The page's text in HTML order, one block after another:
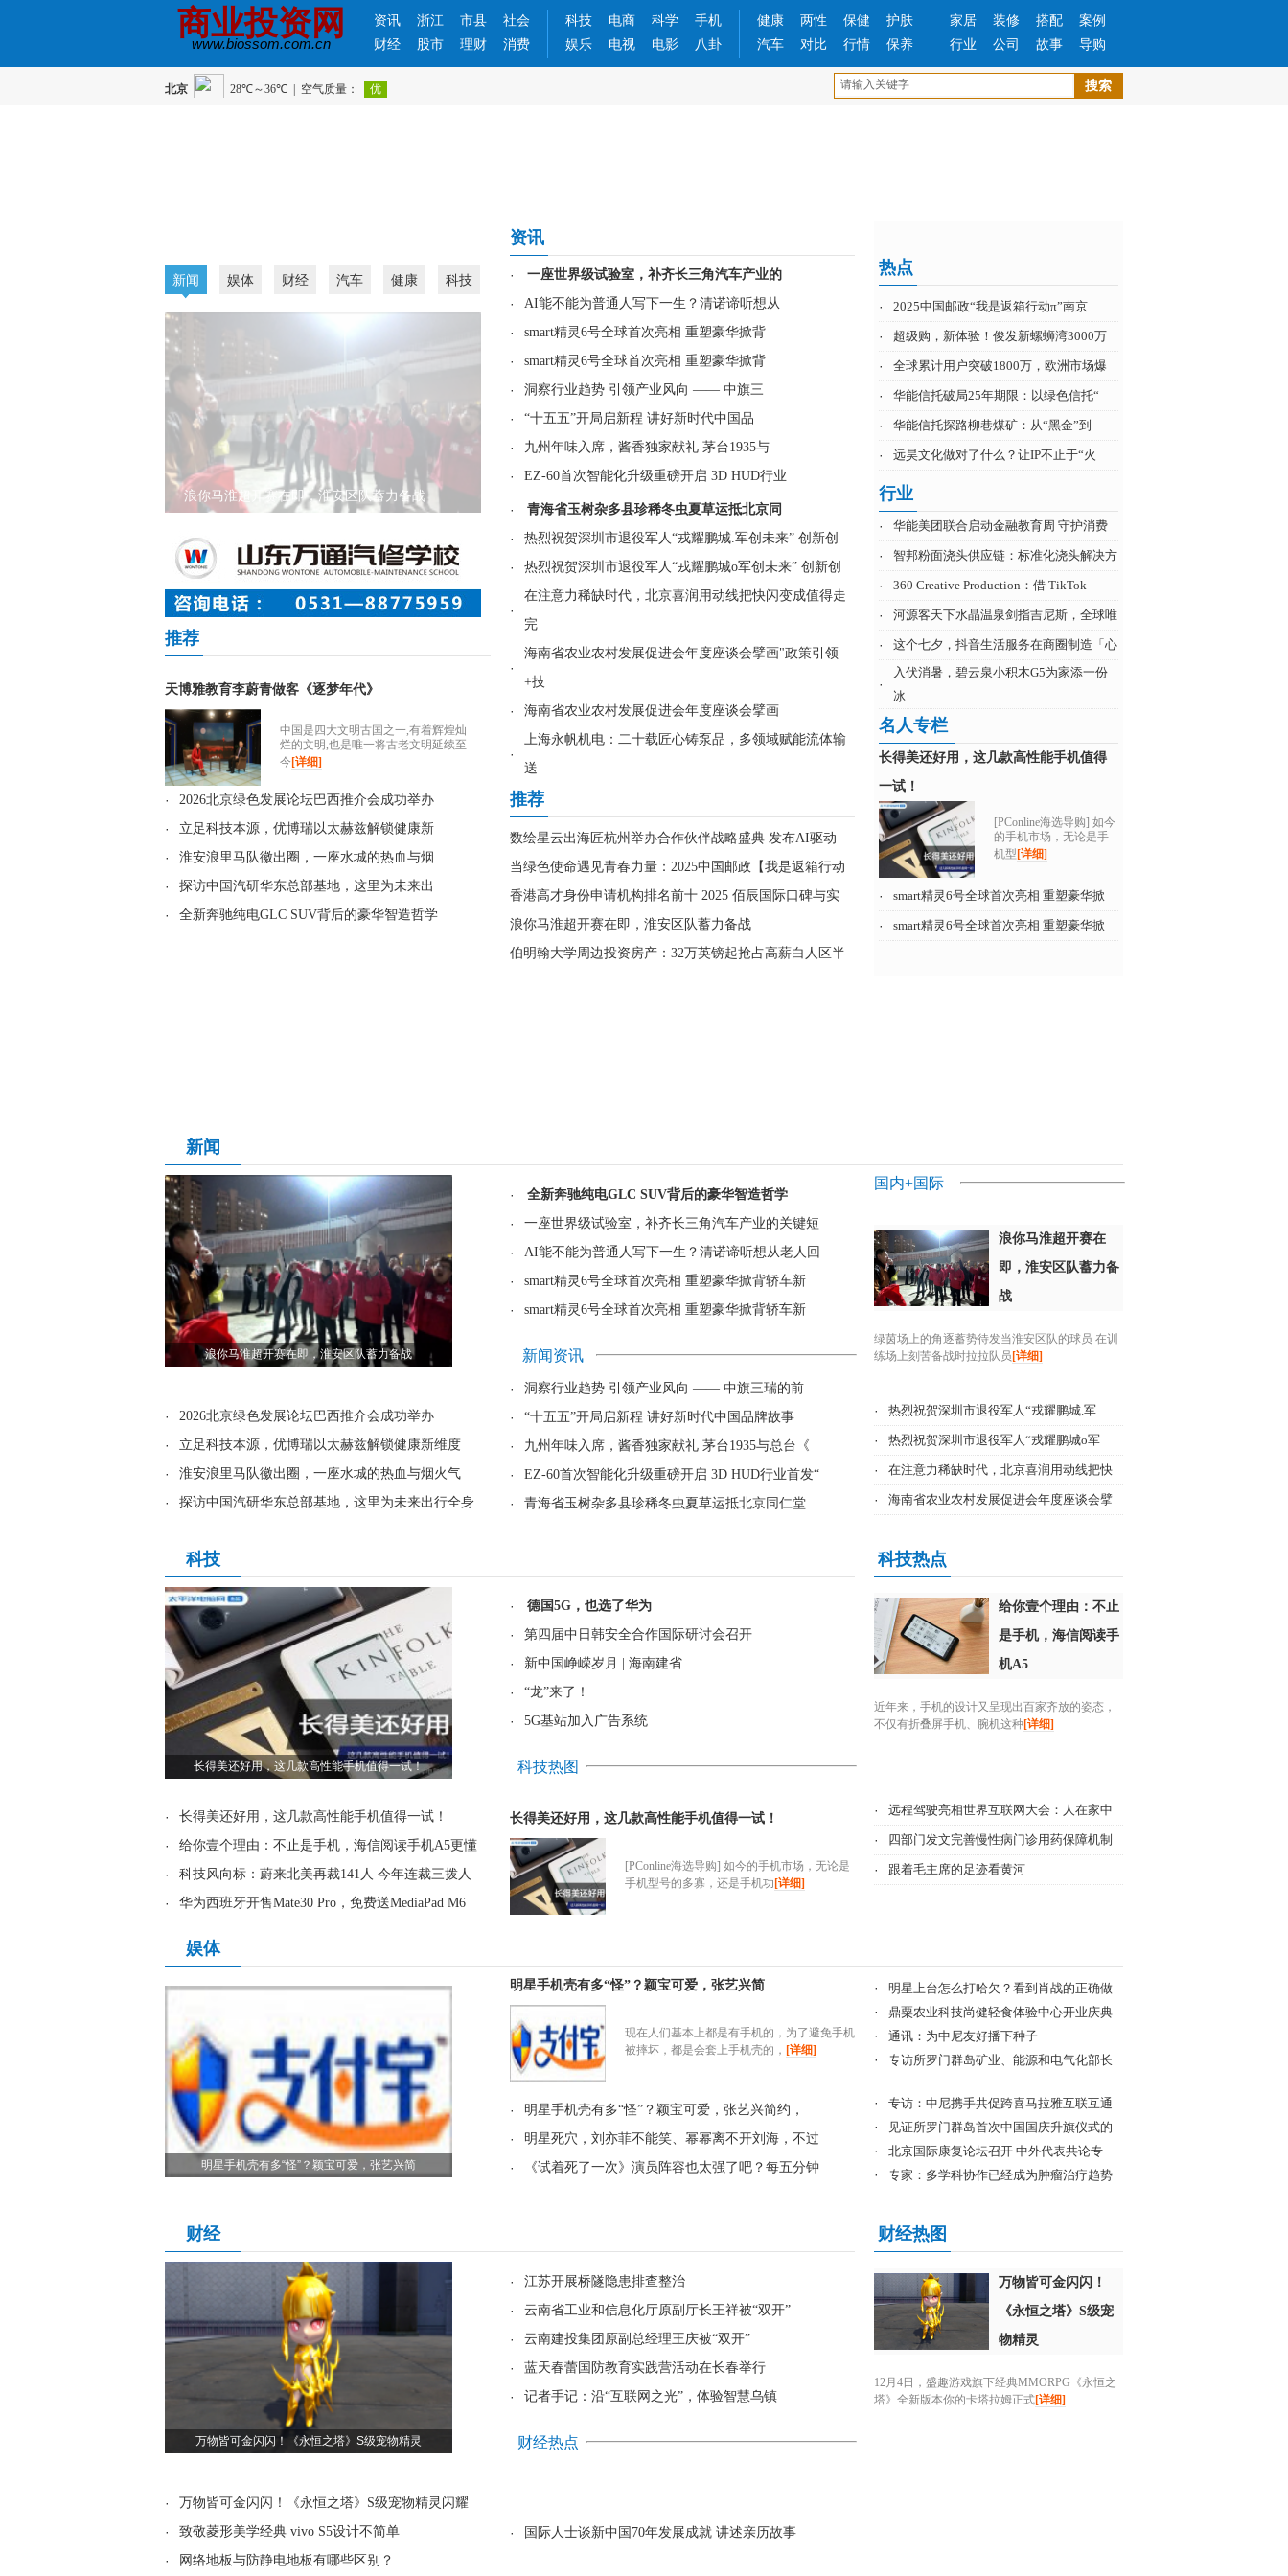
商业投资网
www.biossom.com.cn
资讯 浙江 市县
社会
财经
股市 理财 消费
科技 电商 科学
手机
娱乐
电视 电影 八卦
健康 两性 保健
护肤
汽车
对比 行情 保养
家居 装修 搭配
案例
行业
公司 故事 导购
新闻 娱体 财经 汽车 健康 科技
浪你马淮超开赛在即，淮安区队蓄力备战
推荐
天博雅教育李蔚青做客《逐梦年代》
中国是四大文明古国之一,有着辉煌灿
烂的文明,也是唯一将古老文明延续至
今 [详细]
· 2026北京绿色发展论坛巴西推介会成功举办
· 立足科技本源，优博瑞以太赫兹解锁健康新
· 淮安浪里马队徽出圈，一座水城的热血与烟
· 探访中国汽研华东总部基地，这里为未来出
· 全新奔驰纯电GLC SUV背后的豪华智造哲学
资讯
· 一座世界级试验室，补齐长三角汽车产业的
· AI能不能为普通人写下一生？清诺谛听想从
· smart精灵6号全球首次亮相 重塑豪华掀背
· smart精灵6号全球首次亮相 重塑豪华掀背
· 洞察行业趋势 引领产业风向 —— 中旗三
· “十五五”开局启新程 讲好新时代中国品
· 九州年味入席，酱香独家献礼 茅台1935与
· EZ-60首次智能化升级重磅开启 3D HUD行业
· 青海省玉树杂多县珍稀冬虫夏草运抵北京同
· 热烈祝贺深圳市退役军人“戎耀鹏城.军创未来” 创新创
· 热烈祝贺深圳市退役军人“戎耀鹏城o军创未来” 创新创
·
在注意力稀缺时代，北京喜润用动线把快闪变成值得走
完
·
海南省农业农村发展促进会年度座谈会擘画"政策引领
+技
· 海南省农业农村发展促进会年度座谈会擘画
·
上海永帆机电：二十载匠心铸泵品，多领域赋能流体输
送
推荐
数绘星云出海匠杭州举办合作伙伴战略盛典 发布AI驱动
当绿色使命遇见青春力量：2025中国邮政【我是返箱行动
香港高才身份申请机构排名前十 2025 佰辰国际口碑与实
浪你马淮超开赛在即，淮安区队蓄力备战
伯明翰大学周边投资房产：32万英镑起抢占高薪白人区半
热点
· 2025中国邮政“我是返箱行动π”南京
· 超级购，新体验！俊发新螺蛳湾3000万
· 全球累计用户突破1800万，欧洲市场爆
· 华能信托破局25年期限：以绿色信托“
· 华能信托探路柳巷煤矿：从“黑金”到
· 远昊文化做对了什么？让IP不止于“火
行业
· 华能美团联合启动金融教育周 守护消费
· 智邦粉面浇头供应链：标准化浇头解决方
· 360 Creative Production：借 TikTok
· 河源客天下水晶温泉剑指吉尼斯，全球唯
· 这个七夕，抖音生活服务在商圈制造「心
·
入伏消暑，碧云泉小积木G5为家添一份
冰
名人专栏
长得美还好用，这几款高性能手机值得
一试！
[PConline海选导购] 如今
的手机市场，无论是手
机型 [详细]
· smart精灵6号全球首次亮相 重塑豪华掀
· smart精灵6号全球首次亮相 重塑豪华掀
新闻
浪你马淮超开赛在即，淮安区队蓄力备战
· 2026北京绿色发展论坛巴西推介会成功举办
· 立足科技本源，优博瑞以太赫兹解锁健康新维度
· 淮安浪里马队徽出圈，一座水城的热血与烟火气
· 探访中国汽研华东总部基地，这里为未来出行全身
· 全新奔驰纯电GLC SUV背后的豪华智造哲学
· 一座世界级试验室，补齐长三角汽车产业的关键短
· AI能不能为普通人写下一生？清诺谛听想从老人回
· smart精灵6号全球首次亮相 重塑豪华掀背轿车新
· smart精灵6号全球首次亮相 重塑豪华掀背轿车新
新闻资讯
· 洞察行业趋势 引领产业风向 —— 中旗三瑞的前
· “十五五”开局启新程 讲好新时代中国品牌故事
· 九州年味入席，酱香独家献礼 茅台1935与总台《
· EZ-60首次智能化升级重磅开启 3D HUD行业首发“
· 青海省玉树杂多县珍稀冬虫夏草运抵北京同仁堂
国内+国际
浪你马淮超开赛在
即，淮安区队蓄力备
战
绿茵场上的角逐蓄势待发当淮安区队的球员 在训
练场上刻苦备战时拉拉队员 [详细]
· 热烈祝贺深圳市退役军人“戎耀鹏城.军
· 热烈祝贺深圳市退役军人“戎耀鹏城o军
· 在注意力稀缺时代，北京喜润用动线把快
· 海南省农业农村发展促进会年度座谈会擘
科技 科技热点
长得美还好用，这几款高性能手机值得一试！
· 长得美还好用，这几款高性能手机值得一试！
· 给你壹个理由：不止是手机，海信阅读手机A5更懂
· 科技风向标：蔚来北美再裁141人 今年连裁三拨人
· 华为西班牙开售Mate30 Pro，免费送MediaPad M6
· 德国5G，也选了华为
· 第四届中日韩安全合作国际研讨会召开
· 新中国峥嵘岁月 | 海南建省
· “龙”来了！
· 5G基站加入广告系统
科技热图
长得美还好用，这几款高性能手机值得一试！
[PConline海选导购] 如今的手机市场，无论是
手机型号的多寡，还是手机功 [详细]
给你壹个理由：不止
是手机，海信阅读手
机A5
近年来，手机的设计又呈现出百家齐放的姿态，
不仅有折叠屏手机、腕机这种[详细]
· 远程驾驶亮相世界互联网大会：人在家中
· 四部门发文完善慢性病门诊用药保障机制
· 跟着毛主席的足迹看黄河
娱体
明星手机壳有多“怪”？颖宝可爱，张艺兴简
明星手机壳有多“怪”？颖宝可爱，张艺兴简
现在人们基本上都是有手机的，为了避免手机
被摔坏，都是会套上手机壳的， [详细]
· 明星手机壳有多“怪”？颖宝可爱，张艺兴简约，
· 明星死穴，刘亦菲不能笑、幂幂离不开刘海，不过
· 《试着死了一次》演员阵容也太强了吧？每五分钟
· 明星上台怎么打哈欠？看到肖战的正确做
· 鼎粟农业科技尚健轻食体验中心开业庆典
· 通讯：为中尼友好播下种子
· 专访所罗门群岛矿业、能源和电气化部长
· 专访：中尼携手共促跨喜马拉雅互联互通
· 见证所罗门群岛首次中国国庆升旗仪式的
· 北京国际康复论坛召开 中外代表共论专
· 专家：多学科协作已经成为肿瘤治疗趋势
财经 财经热图
万物皆可金闪闪！《永恒之塔》S级宠物精灵
· 万物皆可金闪闪！《永恒之塔》S级宠物精灵闪耀
· 致敬菱形美学经典 vivo S5设计不简单
· 网络地板与防静电地板有哪些区别？
· 江苏开展桥隧隐患排查整治
· 云南省工业和信息化厅原副厅长王祥被“双开”
· 云南建投集团原副总经理王庆被“双开”
· 蓝天春蕾国防教育实践营活动在长春举行
· 记者手记：沿“互联网之光”，体验智慧乌镇
财经热点
· 国际人士谈新中国70年发展成就 讲述亲历故事
万物皆可金闪闪！
《永恒之塔》S级宠
物精灵
12月4日，盛趣游戏旗下经典MMORPG《永恒之
塔》全新版本你的卡塔拉姆正式[详细]